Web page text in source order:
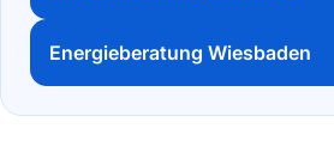
Energieberatung Wiesbaden